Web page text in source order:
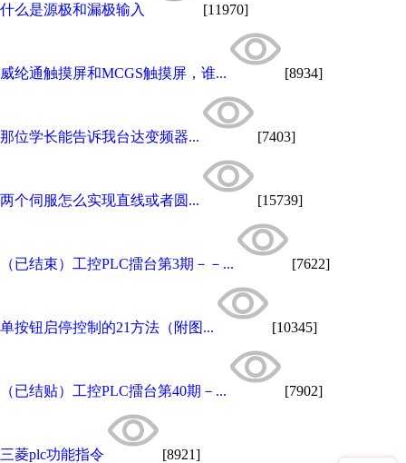
什么是源极和漏极输入 [11970]
威纶通触摸屏和MCGS触摸屏，谁... [8934]
那位学长能告诉我台达变频器... [7403]
两个伺服怎么实现直线或者圆... [15739]
（已结束）工控PLC擂台第3期－－... [7622]
单按钮启停控制的21方法（附图... [10345]
（已结贴）工控PLC擂台第40期－... [7902]
三菱plc功能指令 [8921]